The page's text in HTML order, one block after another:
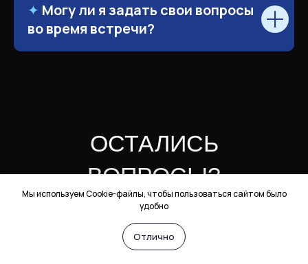
✦ Могу ли я задать свои вопросы
во время встречи?
Мы используем Cookie-файлы, чтобы пользоваться сайтом было
удобно
Отлично